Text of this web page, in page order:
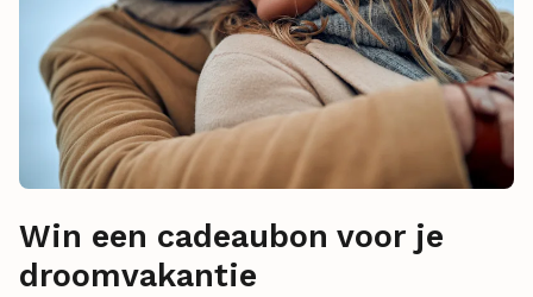
Win een cadeaubon voor je
droomvakantie